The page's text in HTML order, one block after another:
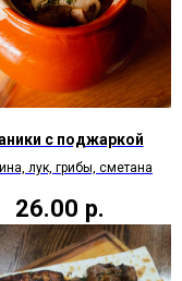
с поджаркой
лук, грибы, сметана
26.00 р.